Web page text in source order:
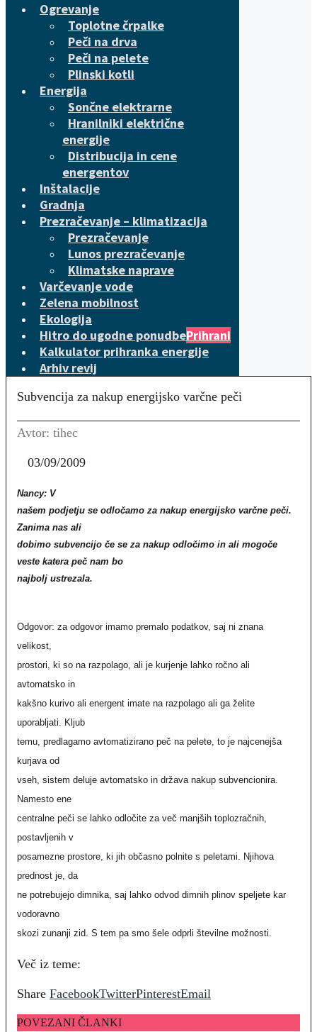
Ogrevanje
Toplotne črpalke
Peči na drva
Peči na pelete
Plinski kotli
Energija
Sončne elektrarne
Hranilniki električne
energije
Distribucija in cene
energentov
Inštalacije
Gradnja
Prezračevanje – klimatizacija
Prezračevanje
Lunos prezračevanje
Klimatske naprave
Varčevanje vode
Zelena mobilnost
Ekologija
Hitro do ugodne ponudbePrihrani
Kalkulator prihranka energije
Arhiv revij
Subvencija za nakup energijsko varčne peči
Avtor: tihec
03/09/2009
Nancy: V
našem podjetju se odločamo za nakup energijsko varčne peči.
Zanima nas ali
dobimo subvencijo če se za nakup odločimo in ali mogoče
veste katera peč nam bo
najbolj ustrezala.
Odgovor: za odgovor imamo premalo podatkov, saj ni znana
velikost,
prostori, ki so na razpolago, ali je kurjenje lahko ročno ali
avtomatsko in
kakšno kurivo ali energent imate na razpolago ali ga želite
uporabljati. Kljub
temu, predlagamo avtomatizirano peč na pelete, to je najcenejša
kurjava od
vseh, sistem deluje avtomatsko in država nakup subvencionira.
Namesto ene
centralne peči se lahko odločite za več manjših toplozračnih,
postavljenih v
posamezne prostore, ki jih občasno polnite s peletami. Njihova
prednost je, da
ne potrebujejo dimnika, saj lahko odvod dimnih plinov speljete kar
vodoravno
skozi zunanji zid. S tem pa smo šele odprli številne možnosti.
Več iz teme:
Share FacebookTwitterPinterestEmail
POVEZANI ČLANKI